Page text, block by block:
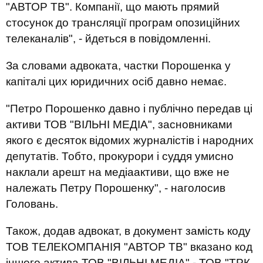
"АВТОР ТВ". Компанії, що мають прямий
стосунок до трансляції програм опозиційних
телеканалів", - йдеться в повідомленні.
За словами адвоката, частки Порошенка у
капіталі цих юридичних осіб давно немає.
"Петро Порошенко давно і публічно передав ці
активи ТОВ "ВІЛЬНІ МЕДІА", засновниками
якого є десяток відомих журналістів і народних
депутатів. Тобто, прокурори і суддя умисно
наклали арешт на медіаактиви, що вже не
належать Петру Порошенку", - наголосив
Головань.
Також, додав адвокат, в документ замість коду
ТОВ ТЕЛЕКОМПАНІЯ "АВТОР ТВ" вказано код